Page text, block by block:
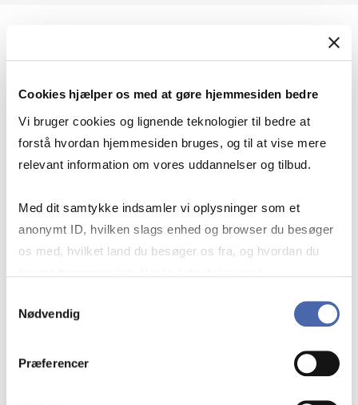
Cookies hjælper os med at gøre hjemmesiden bedre
Vi bruger cookies og lignende teknologier til bedre at
forstå hvordan hjemmesiden bruges, og til at vise mere
relevant information om vores uddannelser og tilbud.
Med dit samtykke indsamler vi oplysninger som et
anonymt ID, hvilken slags enhed og browser du besøger
os med, hvilket land du besøger os fra, og hvordan du
markedsføring. Du bestemmer selv - og kan altid trække
Nødvendig
Præferencer
Geopolitik og businesssikkerhed
navigerer man som virksomhed?